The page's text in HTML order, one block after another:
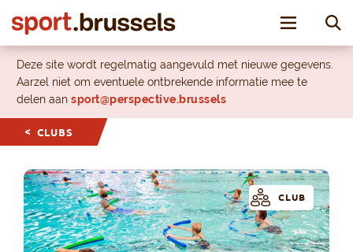
Toggle
Deze site wordt regelmatig aangevuld met nieuwe gegevens.
Aarzel niet om eventuele ontbrekende informatie mee te
delen aan sport@perspective.brussels
CLUBS
CLUB